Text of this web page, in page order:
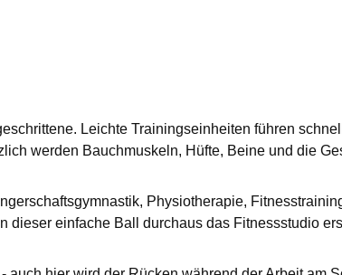
Leichte Trainingseinheiten führen
werden Bauchmuskeln, Hüfte, Beine und die
Physiotherapie,
einfache Ball durchaus das Fitnessstudio